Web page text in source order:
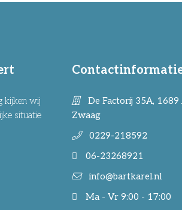
kijken wij
situatie
De Factorij 35A, 1689
Zwaag
0229-218592
06-23268921
info@bartkarel.nl
Ma - Vr 9:00 - 17:00